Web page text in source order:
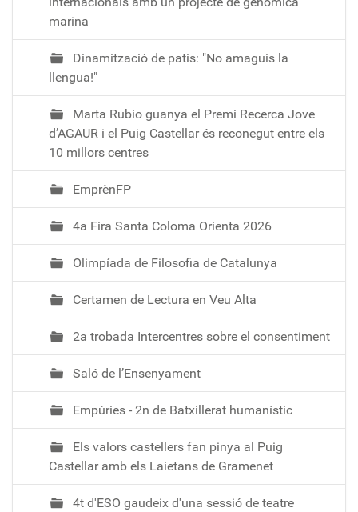
marina
Dinamització de patis: "No amaguis la
llengua!"
Marta Rubio guanya el Premi Recerca Jove
d’AGAUR i el Puig Castellar és reconegut entre els
10 millors centres
EmprènFP
4a Fira Santa Coloma Orienta 2026
Olimpíada de Filosofia de Catalunya
Certamen de Lectura en Veu Alta
2a trobada Intercentres sobre el consentiment
Saló de l’Ensenyament
Empúries - 2n de Batxillerat humanístic
Els valors castellers fan pinya al Puig
Castellar amb els Laietans de Gramenet
4t d'ESO gaudeix d'una sessió de teatre